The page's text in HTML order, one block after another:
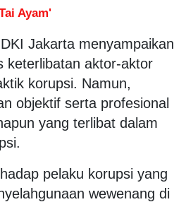
Ayam'
Jakarta menyampaikan
keterlibatan aktor-aktor
korupsi. Namun,
objektif serta profesional
yang terlibat dalam
pelaku korupsi yang
wewenang di